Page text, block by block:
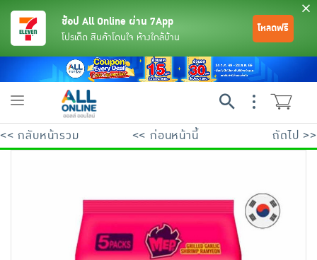
ช้อป All Online ผ่าน 7App
โปรเด็ด สินค้าโดนใจ ห้างใกล้บ้าน
โหลดฟรี
Toggle
<< กลับหน้ารวม << ก่อนหน้านี้ ถัดไป >>